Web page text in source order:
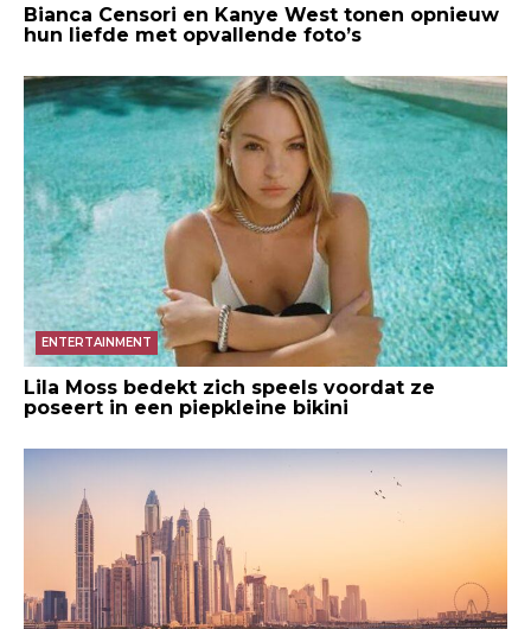
Bianca Censori en Kanye West tonen opnieuw
hun liefde met opvallende foto’s
ENTERTAINMENT
Lila Moss bedekt zich speels voordat ze
poseert in een piepkleine bikini